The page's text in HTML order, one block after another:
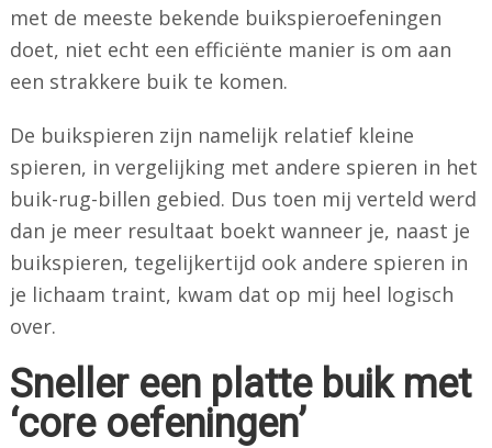
met de meeste bekende buikspieroefeningen
doet, niet echt een efficiënte manier is om aan
een strakkere buik te komen.
De buikspieren zijn namelijk relatief kleine
spieren, in vergelijking met andere spieren in het
buik-rug-billen gebied. Dus toen mij verteld werd
dan je meer resultaat boekt wanneer je, naast je
buikspieren, tegelijkertijd ook andere spieren in
je lichaam traint, kwam dat op mij heel logisch
over.
Sneller een platte buik met
‘core oefeningen’